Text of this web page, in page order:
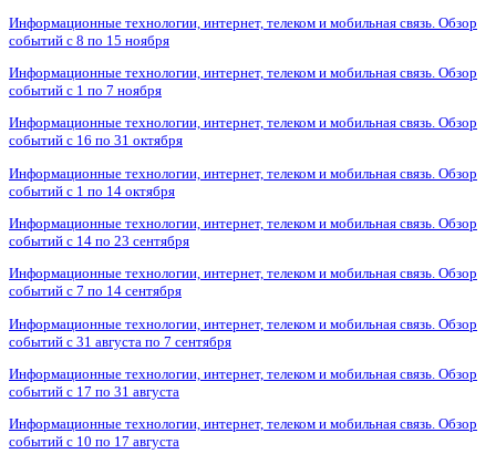
Информационные технологии, интернет, телеком и мобильная связь. Обзор
событий с 8 по 15 ноября
Информационные технологии, интернет, телеком и мобильная связь. Обзор
событий с 1 по 7 ноября
Информационные технологии, интернет, телеком и мобильная связь. Обзор
событий с 16 по 31 октября
Информационные технологии, интернет, телеком и мобильная связь. Обзор
событий с 1 по 14 октября
Информационные технологии, интернет, телеком и мобильная связь. Обзор
событий с 14 по 23 сентября
Информационные технологии, интернет, телеком и мобильная связь. Обзор
событий с 7 по 14 сентября
Информационные технологии, интернет, телеком и мобильная связь. Обзор
событий с 31 августа по 7 сентября
Информационные технологии, интернет, телеком и мобильная связь. Обзор
событий с 17 по 31 августа
Информационные технологии, интернет, телеком и мобильная связь. Обзор
событий с 10 по 17 августа